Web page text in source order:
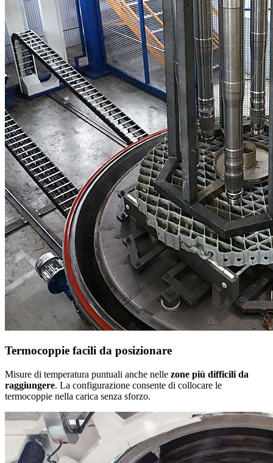
Termocoppie facili da posizionare
Misure di temperatura puntuali anche nelle zone più difficili da
raggiungere. La configurazione consente di collocare le
termocoppie nella carica senza sforzo.